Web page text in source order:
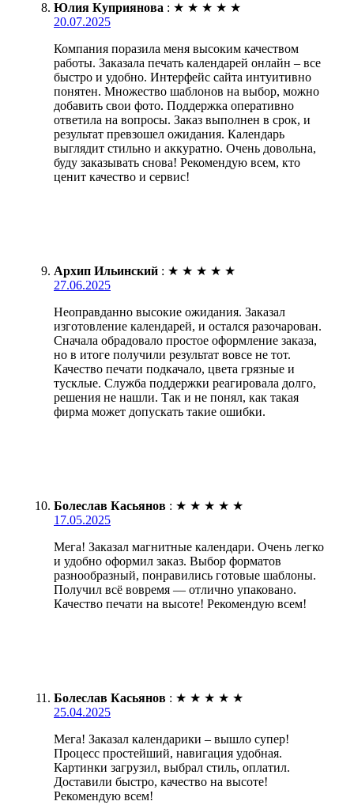
Юлия Куприянова : ★ ★ ★ ★ ★
20.07.2025
Компания поразила меня высоким качеством
работы. Заказала печать календарей онлайн – все
быстро и удобно. Интерфейс сайта интуитивно
понятен. Множество шаблонов на выбор, можно
добавить свои фото. Поддержка оперативно
ответила на вопросы. Заказ выполнен в срок, и
результат превзошел ожидания. Календарь
выглядит стильно и аккуратно. Очень довольна,
буду заказывать снова! Рекомендую всем, кто
ценит качество и сервис!
Архип Ильинский : ★ ★ ★ ★ ★
27.06.2025
Неоправданно высокие ожидания. Заказал
изготовление календарей, и остался разочарован.
Сначала обрадовало простое оформление заказа,
но в итоге получили результат вовсе не тот.
Качество печати подкачало, цвета грязные и
тусклые. Служба поддержки реагировала долго,
решения не нашли. Так и не понял, как такая
фирма может допускать такие ошибки.
Болеслав Касьянов : ★ ★ ★ ★ ★
17.05.2025
Мега! Заказал магнитные календари. Очень легко
и удобно оформил заказ. Выбор форматов
разнообразный, понравились готовые шаблоны.
Получил всё вовремя — отлично упаковано.
Качество печати на высоте! Рекомендую всем!
Болеслав Касьянов : ★ ★ ★ ★ ★
25.04.2025
Мега! Заказал календарики – вышло супер!
Процесс простейший, навигация удобная.
Картинки загрузил, выбрал стиль, оплатил.
Доставили быстро, качество на высоте!
Рекомендую всем!